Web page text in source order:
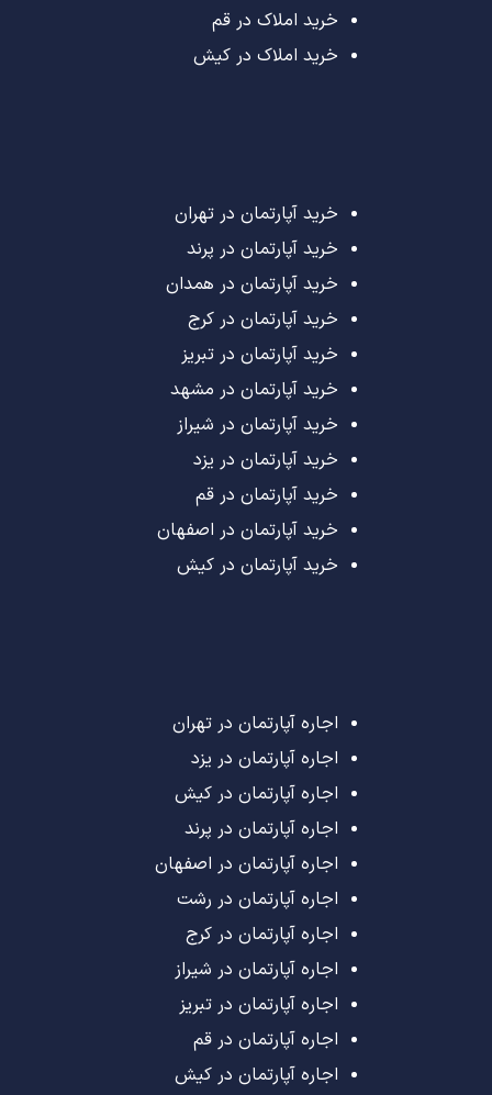
خرید املاک در قم
خرید املاک در کیش
خرید آپارتمان در تهران
خرید آپارتمان در پرند
خرید آپارتمان در همدان
خرید آپارتمان در کرج
خرید آپارتمان در تبریز
خرید آپارتمان در مشهد
خرید آپارتمان در شیراز
خرید آپارتمان در یزد
خرید آپارتمان در قم
خرید آپارتمان در اصفهان
خرید آپارتمان در کیش
اجاره آپارتمان در تهران
اجاره آپارتمان در یزد
اجاره آپارتمان در کیش
اجاره آپارتمان در پرند
اجاره آپارتمان در اصفهان
اجاره آپارتمان در رشت
اجاره آپارتمان در کرج
اجاره آپارتمان در شیراز
اجاره آپارتمان در تبریز
اجاره آپارتمان در قم
اجاره آپارتمان در کیش